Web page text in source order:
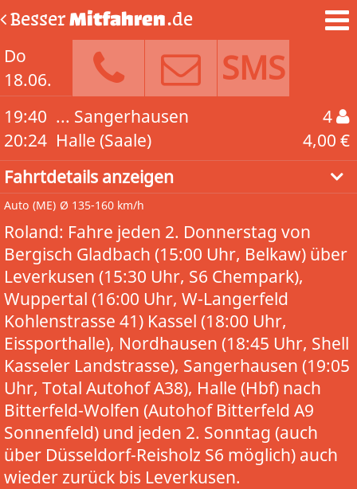
BesserMitfahren.de
Do
18.06.
SMS
19:40
20:24
... Sangerhausen
Halle (Saale)
4
4,00 €
Fahrtdetails anzeigen
Auto (ME) Ø 135-160 km/h
Roland: Fahre jeden 2. Donnerstag von
Bergisch Gladbach (15:00 Uhr, Belkaw) über
Leverkusen (15:30 Uhr, S6 Chempark),
Wuppertal (16:00 Uhr, W-Langerfeld
Kohlenstrasse 41) Kassel (18:00 Uhr,
Eissporthalle), Nordhausen (18:45 Uhr, Shell
Kasseler Landstrasse), Sangerhausen (19:05
Uhr, Total Autohof A38), Halle (Hbf) nach
Bitterfeld-Wolfen (Autohof Bitterfeld A9
Sonnenfeld) und jeden 2. Sonntag (auch
über Düsseldorf-Reisholz S6 möglich) auch
wieder zurück bis Leverkusen.